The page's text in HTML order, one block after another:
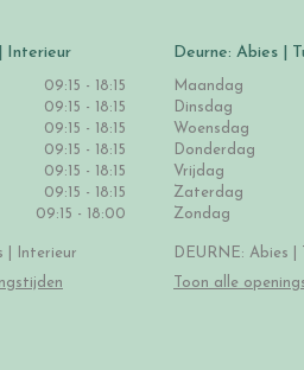
Interieur
09:15 - 18:15
09:15 - 18:15
09:15 - 18:15
09:15 - 18:15
09:15 - 18:15
09:15 - 18:15
09:15 - 18:00
| Interieur
Deurne: Abies |
Maandag
Dinsdag
Woensdag
Donderdag
Vrijdag
Zaterdag
Zondag
DEURNE: Abies |
Toon alle